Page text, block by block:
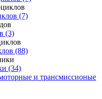
(7)
(3)
(88)
(34)
и трансмиссионые